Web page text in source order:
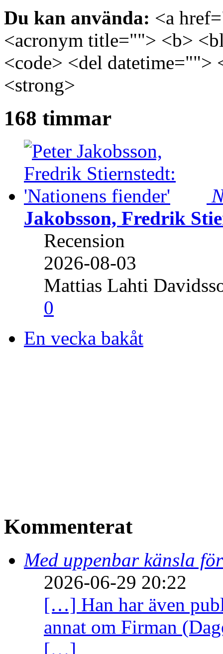
Du kan använda: <a
<acronym title=""> <b>
<code> <del
<strong>
168 timmar
Jakobsson, Fredrik
Recension
2026-08-03
Mattias Lahti
0
En vecka bakåt
Kommenterat
Med uppenbar känsla
2026-06-29 20:22
[…] Han har även
annat om Firman
[…]